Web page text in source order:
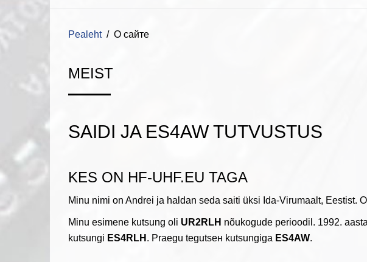
Pealeht О сайте
MEIST
SAIDI JA ES4AW TUTVUSTUS
KES ON HF-UHF.EU TAGA
Minu nimi on Andrei ja haldan seda saiti üksi Ida-Virumaalt, Eestist.
Minu esimene kutsung oli UR2RLH nõukogude perioodil. 1992.
kutsungi ES4RLH . Praegu tegutsен kutsungiga ES4AW.